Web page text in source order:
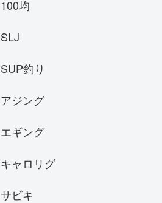
100均
SLJ
SUP釣り
アジング
エギング
キャロリグ
サビキ